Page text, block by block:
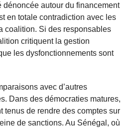
dénoncée autour du financement
en totale contradiction avec les
coalition. Si des responsables
critiquent la gestion
les dysfonctionnements sont
avec d’autres
Dans des démocraties matures,
tenus de rendre des comptes sur
de sanctions. Au Sénégal, où